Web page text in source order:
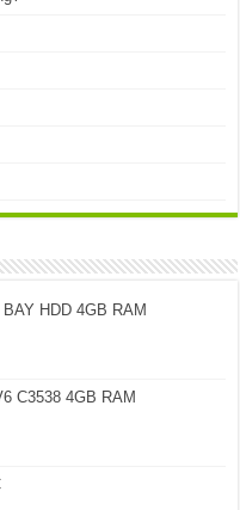
HDD 4GB RAM
C3538 4GB RAM